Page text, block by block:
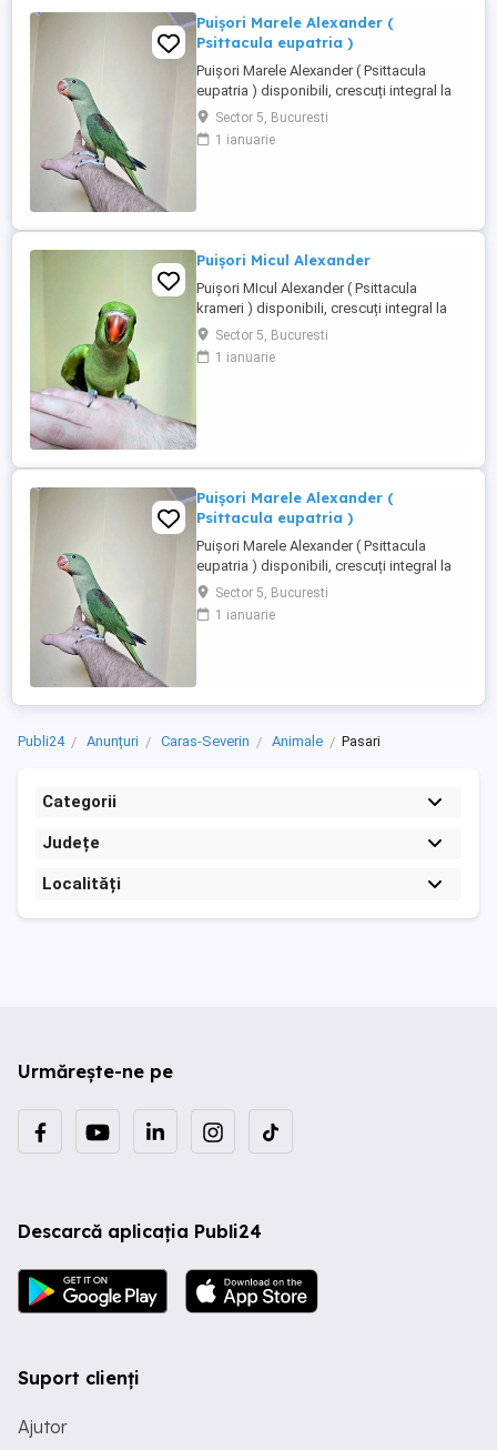
Puișori Marele Alexander (
Psittacula eupatria )
Puișori Marele Alexander ( Psittacula
eupatria ) disponibili, crescuți integral la
seringă de la vârsta de 10 12 zile, moment
în care sunt și inelați cu inelele Asociației
Ornitologice Române, din care fac parte.
Sector 5, Bucuresti
1 ianuarie
Puișori Micul Alexander
Puișori MIcul Alexander ( Psittacula
krameri ) disponibili, crescuți integral la
seringă de la vârsta de 10 12 zile, moment
în care sunt și inelați cu inelele Asociației
Ornitologice Române, din care fac parte.
Sector 5, Bucuresti
1 ianuarie
Puișori Marele Alexander (
Psittacula eupatria )
Puișori Marele Alexander ( Psittacula
eupatria ) disponibili, crescuți integral la
seringă de la vârsta de 10 12 zile, moment
în care sunt și inelați cu inelele Asociației
Ornitologice Române, din care fac parte.
Sector 5, Bucuresti
1 ianuarie
Publi24 Anunțuri Caras-Severin Animale Pasari
Categorii
Județe
Localități
Urmărește-ne pe
Descarcă aplicația Publi24
Suport clienți
Ajutor